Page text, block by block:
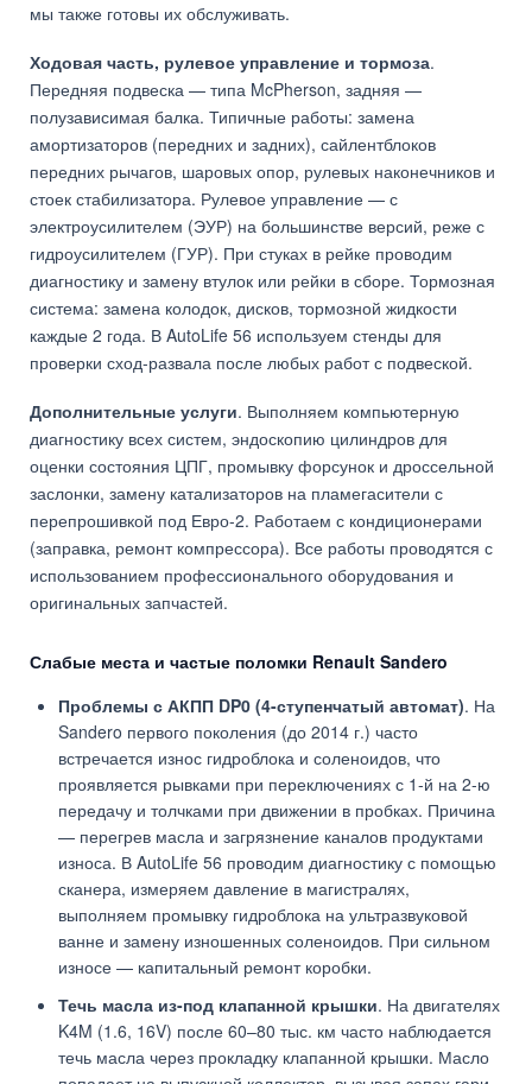
мы также готовы их обслуживать.
Ходовая часть, рулевое управление и тормоза.
Передняя подвеска — типа McPherson, задняя —
полузависимая балка. Типичные работы: замена
амортизаторов (передних и задних), сайлентблоков
передних рычагов, шаровых опор, рулевых наконечников и
стоек стабилизатора. Рулевое управление — с
электроусилителем (ЭУР) на большинстве версий, реже с
гидроусилителем (ГУР). При стуках в рейке проводим
диагностику и замену втулок или рейки в сборе. Тормозная
система: замена колодок, дисков, тормозной жидкости
каждые 2 года. В AutoLife 56 используем стенды для
проверки сход-развала после любых работ с подвеской.
Дополнительные услуги. Выполняем компьютерную
диагностику всех систем, эндоскопию цилиндров для
оценки состояния ЦПГ, промывку форсунок и дроссельной
заслонки, замену катализаторов на пламегасители с
перепрошивкой под Евро-2. Работаем с кондиционерами
(заправка, ремонт компрессора). Все работы проводятся с
использованием профессионального оборудования и
оригинальных запчастей.
Слабые места и частые поломки Renault Sandero
Проблемы с АКПП DP0 (4-ступенчатый автомат). На
Sandero первого поколения (до 2014 г.) часто
встречается износ гидроблока и соленоидов, что
проявляется рывками при переключениях с 1-й на 2-ю
передачу и толчками при движении в пробках. Причина
— перегрев масла и загрязнение каналов продуктами
износа. В AutoLife 56 проводим диагностику с помощью
сканера, измеряем давление в магистралях,
выполняем промывку гидроблока на ультразвуковой
ванне и замену изношенных соленоидов. При сильном
износе — капитальный ремонт коробки.
Течь масла из-под клапанной крышки. На двигателях
K4M (1.6, 16V) после 60–80 тыс. км часто наблюдается
течь масла через прокладку клапанной крышки. Масло